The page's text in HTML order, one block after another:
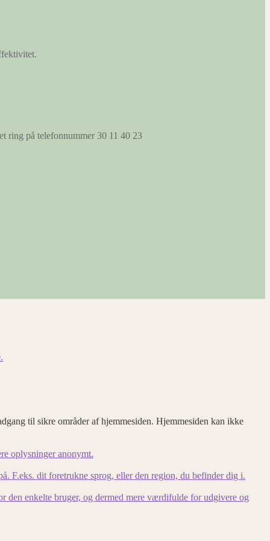
ring på telefonnummer 30 11 40 23
til sikre områder af hjemmesiden. Hjemmesiden kan ikke
oplysninger anonymt.
F.eks. dit foretrukne sprog, eller den region, du befinder dig i.
den enkelte bruger, og dermed mere værdifulde for udgivere og